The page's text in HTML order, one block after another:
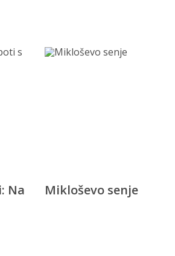
Na
Mikloševo senje